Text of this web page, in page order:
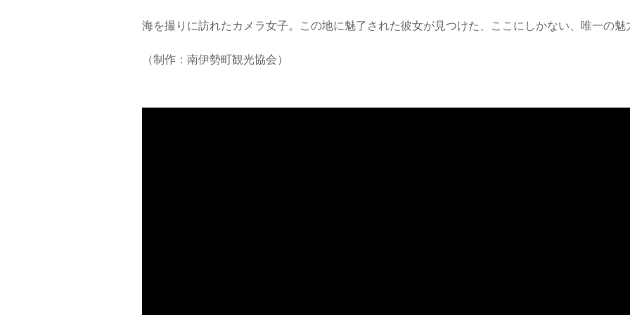
海を撮りに訪れたカメラ女子。この地に魅了された彼女が見つけた、ここにしかない、唯一の魅
（制作：南伊勢町観光協会）